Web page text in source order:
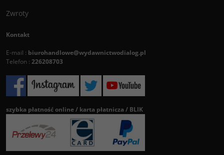
Zwroty
Kontakt
E-mail : biurohandlowe@wydawnictwodialog.pl
Telefon : 226208703
szybka płatność online / karta płatnicza / BLIK